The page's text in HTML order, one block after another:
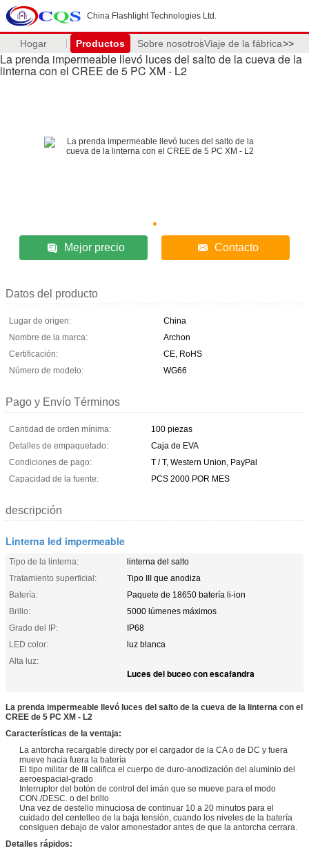
China Flashlight Technologies Ltd.
Hogar Productos Sobre nosotrosViaje de la fábrica>>
La prenda impermeable llevó luces del salto de la cueva de la
linterna con el CREE de 5 PC XM - L2
Mejor precio Contacto
Datos del producto
Lugar de origen:
China
Nombre de la marca:
Archon
Certificación:
CE, RoHS
Número de modelo:
WG66
Pago y Envío Términos
Cantidad de orden mínima:
100 piezas
Detalles de empaquetado:
Caja de EVA
Condiciones de pago:
T / T, Western Union, PayPal
Capacidad de la fuente:
PCS 2000 POR MES
descripción
Linterna led impermeable
Tipo de la linterna:
linterna del salto
Tratamiento superficial:
Tipo III que anodiza
Batería:
Paquete de 18650 batería li-ion
Brillo:
5000 lúmenes máximos
Grado del IP:
IP68
LED color:
luz blanca
Alta luz:
Luces del buceo con escafandra
La prenda impermeable llevó luces del salto de la cueva de la linterna con el
CREE de 5 PC XM - L2
Características de la ventaja:
La antorcha recargable directy por el cargador de la CA o de DC y fuera
mueve hacia fuera la batería
El tipo militar de III califica el cuerpo de duro-anodización del aluminio del
aeroespacial-grado
Interruptor del botón de control del imán que se mueve para el modo
CON./DESC. o del brillo
Una vez de destello minuciosa de continuar 10 a 20 minutos para el
cuidado del centelleo de la baja tensión, cuando los niveles de la batería
consiguen debajo de valor amonestador antes de que la antorcha cerrara.
Detalles rápidos: